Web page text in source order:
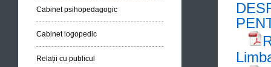
Cabinet psihopedagogic
Cabinet logopedic
Relații cu publicul